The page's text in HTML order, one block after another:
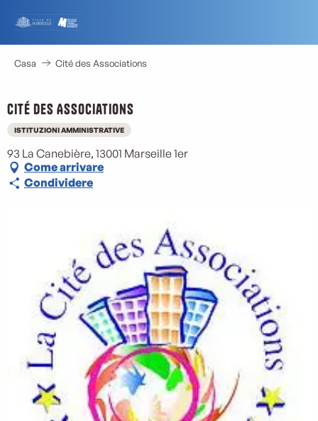
contenu
principal
Casa Cité des Associations
Cité des Associations
ISTITUZIONI AMMINISTRATIVE
93 La Canebière, 13001 Marseille 1er
Come arrivare
Condividere